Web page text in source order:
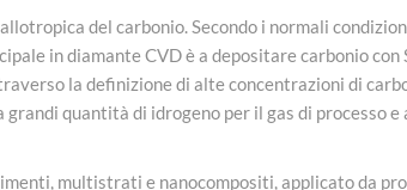
del carbonio. Secondo i normali
in diamante CVD è a depositare carbonio
la definizione di alte concentrazioni di
quantità di idrogeno per il gas di processo
multistrati e nanocompositi, applicato da